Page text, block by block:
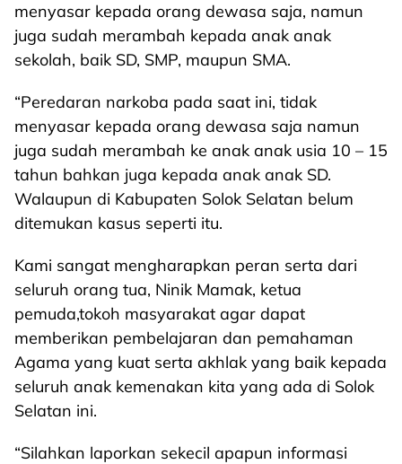
menyasar kepada orang dewasa saja, namun
juga sudah merambah kepada anak anak
sekolah, baik SD, SMP, maupun SMA.
“Peredaran narkoba pada saat ini, tidak
menyasar kepada orang dewasa saja namun
juga sudah merambah ke anak anak usia 10 – 15
tahun bahkan juga kepada anak anak SD.
Walaupun di Kabupaten Solok Selatan belum
ditemukan kasus seperti itu.
Kami sangat mengharapkan peran serta dari
seluruh orang tua, Ninik Mamak, ketua
pemuda,tokoh masyarakat agar dapat
memberikan pembelajaran dan pemahaman
Agama yang kuat serta akhlak yang baik kepada
seluruh anak kemenakan kita yang ada di Solok
Selatan ini.
“Silahkan laporkan sekecil apapun informasi